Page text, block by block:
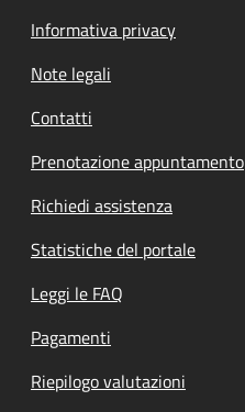
Informativa privacy
Note legali
Contatti
Prenotazione appuntamento
Richiedi assistenza
Statistiche del portale
Leggi le FAQ
Pagamenti
Riepilogo valutazioni